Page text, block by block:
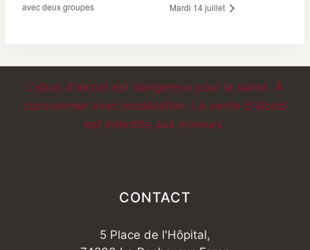
avec deux groupes
Mardi 14 juillet
L'abus d'alcool est dangereux pour la santé. À
consommer avec modération. La vente d'alcool
est interdite aux mineurs.
CONTACT
5 Place de l'Hôpital,